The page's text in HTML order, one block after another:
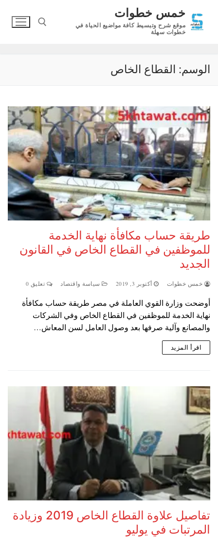
المحتوى
خمس خطوات
موقع شرح وتبسيط كافة مواضيع الحياة في
خطوات سهلة
الوسم: القطاع الخاص
طريقة حساب مكافأة نهاية الخدمة
للموظفين في القطاع الخاص في القانون
الجديد
خمس خطوات أكتوبر 3, 2019 سياسة واقتصاد تعليق 0
أوضحت وزارة القوي العاملة في مصر طريقة حساب مكافأة
نهاية الخدمة للموظفين في القطاع الخاص وفي الشركات
والمصانع وآلية صرفها بعد وصول العامل لسن المعاش…
اقرأ المزيد
تفاصيل علاوة القطاع الخاص 2019 وزيادة
المرتبات في يوليو